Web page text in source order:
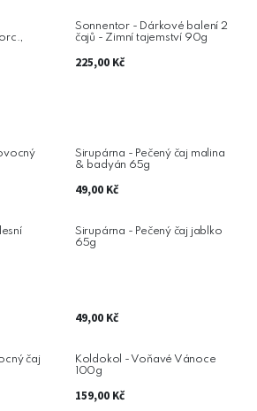
Sonnentor - Dárkové balení 2
čajů - Zimní tajemství 90g
225,00Kč
Sirupárna - Pečený čaj malina
& badyán 65g
49,00Kč
Sirupárna - Pečený čaj jablko
65g
49,00Kč
čaj
Koldokol - Voňavé Vánoce
100g
159,00Kč